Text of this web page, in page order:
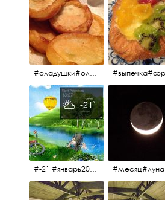
#оладушки#оладушкинакефире #оладушкисяблоками #кефир#яблоки С утра испёк, на кефире с яблоками.
#-21 #январь2017 #зима2017 #санктпетербург2017